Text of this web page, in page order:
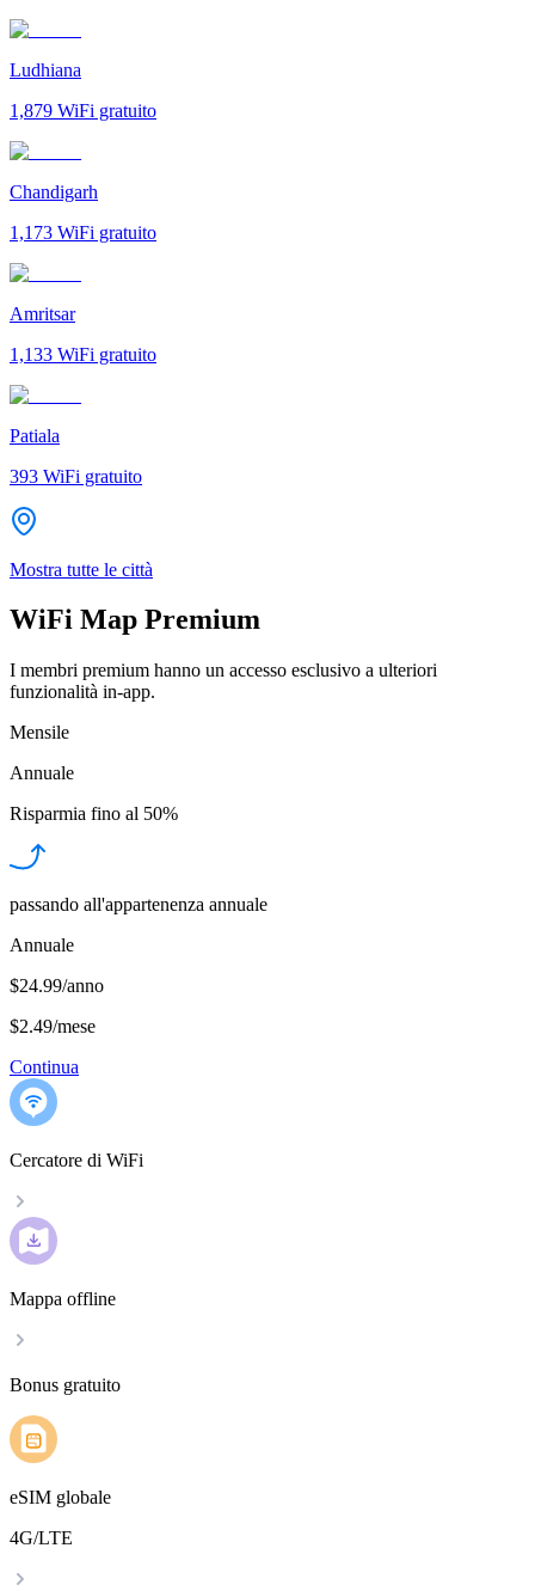
Ludhiana
1,879 WiFi gratuito
Chandigarh
1,173 WiFi gratuito
Amritsar
1,133 WiFi gratuito
Patiala
393 WiFi gratuito
Mostra tutte le città
WiFi Map Premium
I membri premium hanno un accesso esclusivo a ulteriori
funzionalità in-app.
Mensile
Annuale
Risparmia fino al 50%
passando all'appartenenza annuale
Annuale
$24.99/anno
$2.49/mese
Continua
Cercatore di WiFi
Mappa offline
Bonus gratuito
eSIM globale
4G/LTE